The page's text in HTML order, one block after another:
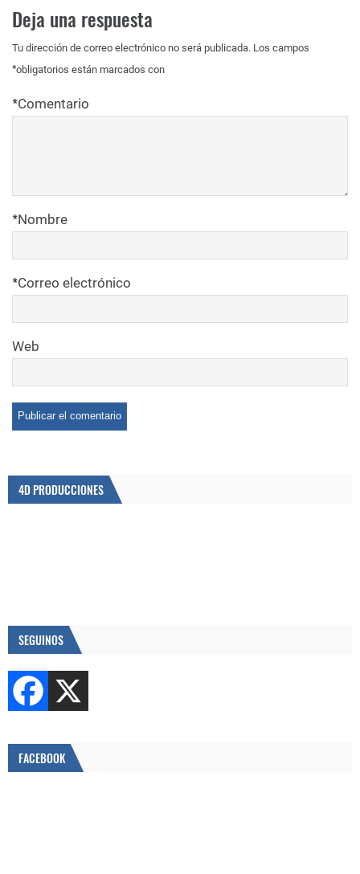
Deja una respuesta
Tu dirección de correo electrónico no será publicada. Los campos
obligatorios están marcados con
*
Comentario
*
Nombre
*
Correo electrónico
*
Web
4D PRODUCCIONES
SEGUINOS
FACEBOOK